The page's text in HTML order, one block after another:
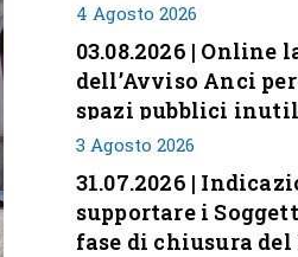
4 Agosto 2026
03.08.2026 | Online
dell’Avviso Anci
spazi pubblici
35
3 Agosto 2026
31.07.2026 |
supportare i
fase di chiusura del